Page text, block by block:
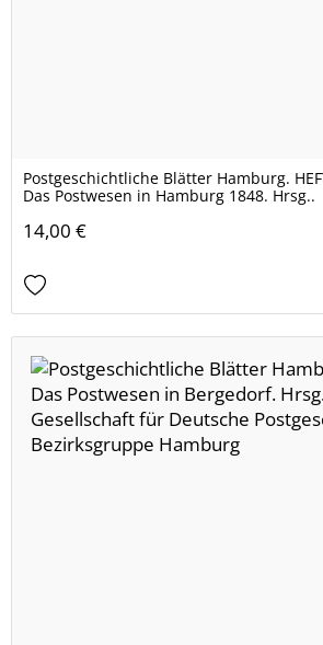
Postgeschichtliche Blätter Hamburg.
Das Postwesen in Hamburg 1848. Hrsg..
14,00 €